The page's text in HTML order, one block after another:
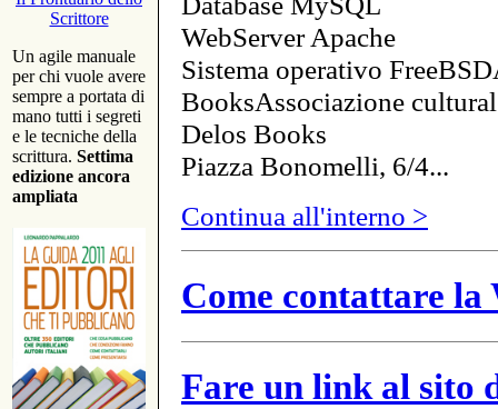
Scrittore
Un agile manuale
per chi vuole avere
sempre a portata di
mano tutti i segreti
e le tecniche della
scrittura. Settima
edizione ancora
ampliata
WebServer Apache
Sistema operativo
BooksAssociazione
Delos Books
Piazza Bonomelli, 6/4...
Continua all'interno >
Come contattare
Fare un link al sito